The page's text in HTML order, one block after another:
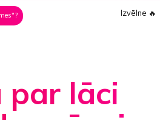
Izvēlne 🔥
par lāci